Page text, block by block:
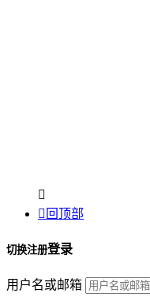

 回顶部
切换注册登录
用户名或邮箱